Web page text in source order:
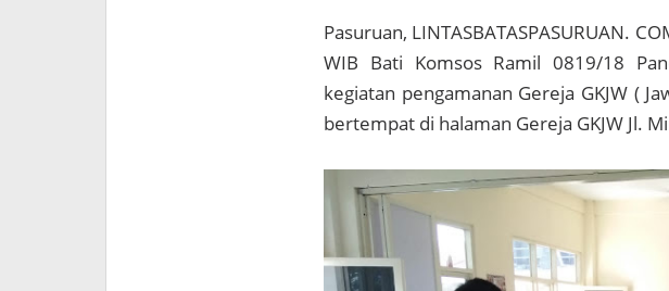
Pasuruan, LINTASBATASPASURUAN.
WIB Bati Komsos Ramil 0819/18
kegiatan pengamanan Gereja GKJW (
bertempat di halaman Gereja GKJW Jl.